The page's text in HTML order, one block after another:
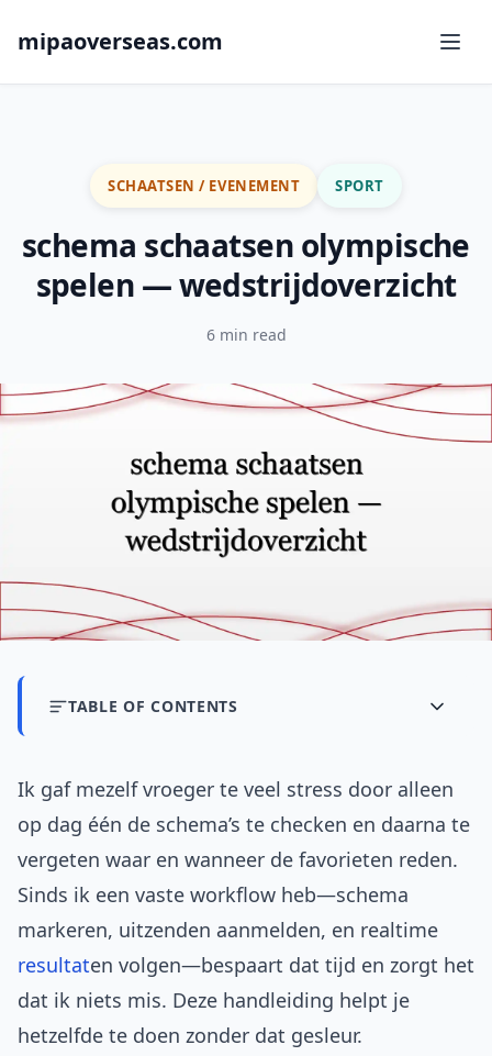
mipaoverseas.com
SCHAATSEN / EVENEMENT SPORT
schema schaatsen olympische
spelen — wedstrijdoverzicht
6 min read
TABLE OF CONTENTS
Ik gaf mezelf vroeger te veel stress door alleen
op dag één de schema’s te checken en daarna te
vergeten waar en wanneer de favorieten reden.
Sinds ik een vaste workflow heb—schema
markeren, uitzenden aanmelden, en realtime
resultaten volgen—bespaart dat tijd en zorgt het
dat ik niets mis. Deze handleiding helpt je
hetzelfde te doen zonder dat gesleur.